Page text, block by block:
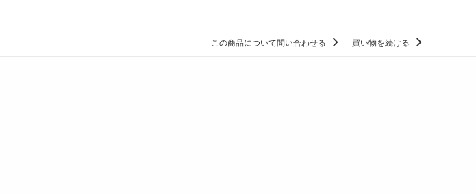
この商品について問い合わせる 買い物を続ける